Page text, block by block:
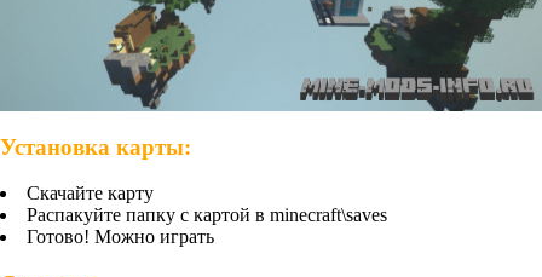
Установка карты:
Скачайте карту
Распакуйте папку с картой в minecraft\saves
Готово! Можно играть